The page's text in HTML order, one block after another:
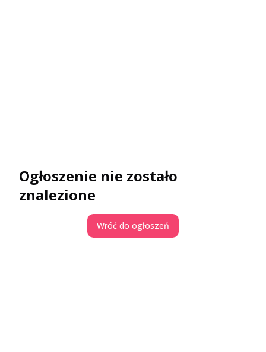
Ogłoszenie nie zostało
znalezione
Wróć do ogłoszeń